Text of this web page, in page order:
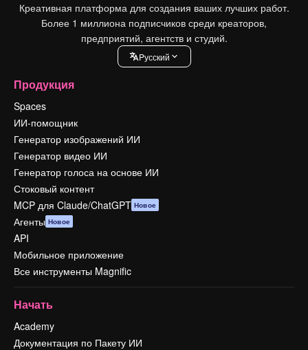
Креативная платформа для создания ваших лучших работ.
Более 1 миллиона подписчиков среди креаторов,
предприятий, агентств и студий.
Pусский
Продукция
Spaces
ИИ-помощник
Генератор изображений ИИ
Генератор видео ИИ
Генератор голоса на основе ИИ
Стоковый контент
MCP для Claude/ChatGPT Новое
Агенты Новое
API
Мобильное приложение
Все инструменты Magnific
Начать
Academy
Документация по Пакету ИИ